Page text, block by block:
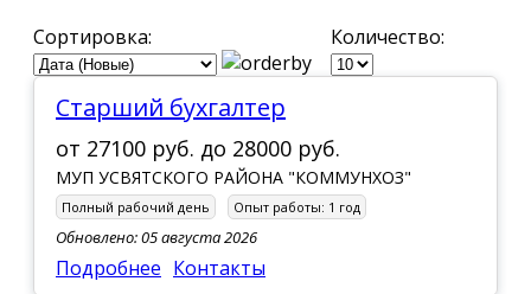
Сортировка: Количество:
Старший бухгалтер
от 27100 руб. до 28000 руб.
МУП УСВЯТСКОГО РАЙОНА "КОММУНХОЗ"
Полный рабочий день Опыт работы: 1 год
Обновлено: 05 августа 2026
Подробнее Контакты